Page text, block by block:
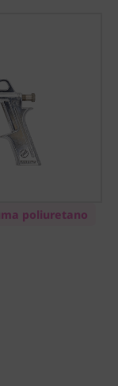
poliuretano